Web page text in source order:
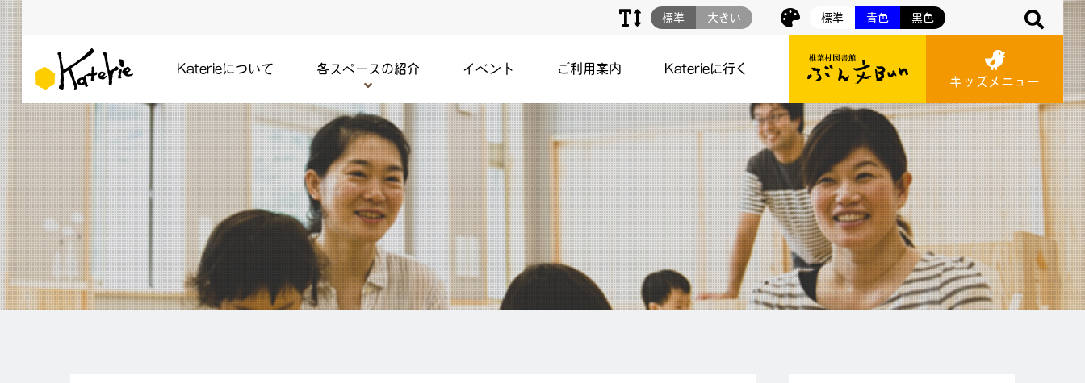
標準 青色 黒色
標準 大きい
Katerieについて 各スペースの紹介 イベント ご利用案内
Katerieに行く
キッズメニュー